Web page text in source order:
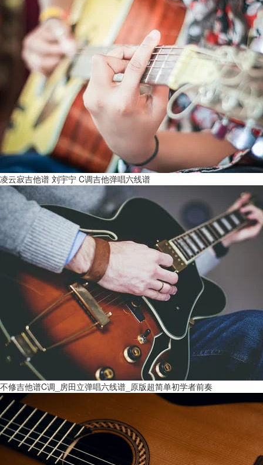
凌云寂吉他谱 刘宇宁 C调吉他弹唱六线谱
不修吉他谱C调_房田立弹唱六线谱_原版超简单初学者前奏